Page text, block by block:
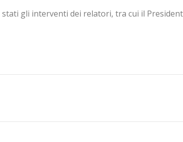
gli interventi dei relatori, tra cui il